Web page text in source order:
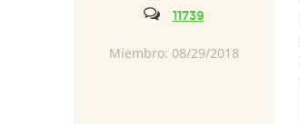
11739
Miembro: 08/29/2018